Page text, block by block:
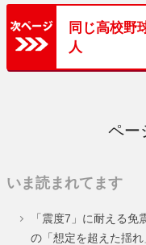
同じ高校野
人
ペー
いま読まれてます
「震度7」に耐える
の「想定を超えた揺